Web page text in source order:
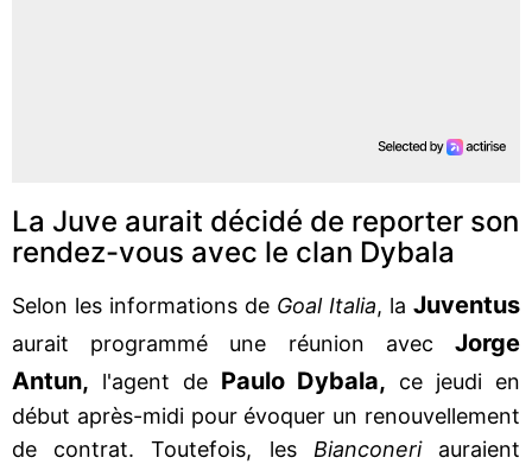
La Juve aurait décidé de reporter son
rendez-vous avec le clan Dybala
Selon les informations de Goal Italia, la Juventus
aurait programmé une réunion avec Jorge
Antun, l'agent de Paulo Dybala, ce jeudi en
début après-midi pour évoquer un renouvellement
de contrat. Toutefois, les Bianconeriauraient